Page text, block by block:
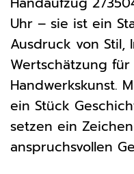
Uhr – sie ist ein
Ausdruck von Stil,
Wertschätzung
Handwerkskunst.
ein Stück
setzen ein
anspruchsvollen